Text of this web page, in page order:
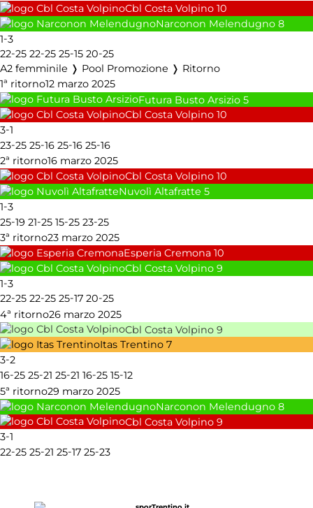
Cbl Costa Volpino 10
Narconon Melendugno 8
1-3
22-25 22-25 25-15 20-25
A2 femminile ❭ Pool Promozione ❭ Ritorno
1ª ritorno12 marzo 2025
Futura Busto Arsizio 5
Cbl Costa Volpino 10
3-1
23-25 25-16 25-16 25-16
2ª ritorno16 marzo 2025
Cbl Costa Volpino 10
Nuvolì Altafratte 5
1-3
25-19 21-25 15-25 23-25
3ª ritorno23 marzo 2025
Esperia Cremona 10
Cbl Costa Volpino 9
1-3
22-25 22-25 25-17 20-25
4ª ritorno26 marzo 2025
Cbl Costa Volpino 9
Itas Trentino 7
3-2
16-25 25-21 25-21 16-25 15-12
5ª ritorno29 marzo 2025
Narconon Melendugno 8
Cbl Costa Volpino 9
3-1
22-25 25-21 25-17 25-23